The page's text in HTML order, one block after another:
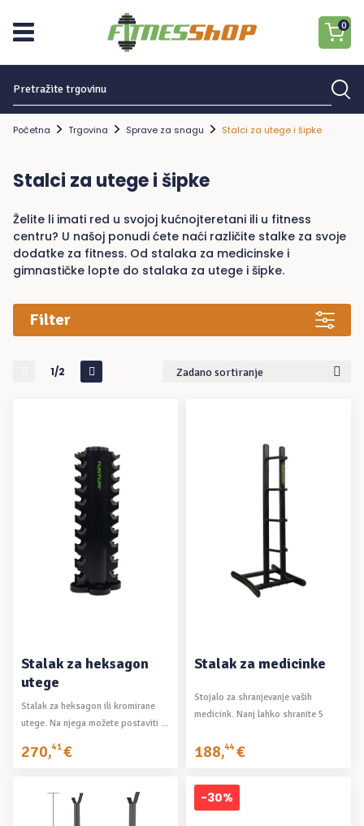
0
Početna Trgovina Sprave za snagu Stalci za utege i šipke
Stalci za utege i šipke
Želite li imati red u svojoj kućnojteretani ili u fitness
centru? U našoj ponudi ćete naći različite stalke za svoje
dodatke za fitness. Od stalaka za medicinske i
gimnastičke lopte do stalaka za utege i šipke.
Filter
1/2 Zadano sortiranje
DODAJ U KOŠARICU
Stalak za heksagon
utege
Stalak za heksagon ili kromirane
utege. Na njega možete postaviti ...
270,41€
DODAJ U KOŠARICU
Stalak za medicinke
Stojalo za shranjevanje vaših
medicink. Nanj lahko shranite 5
188,44€
-30%